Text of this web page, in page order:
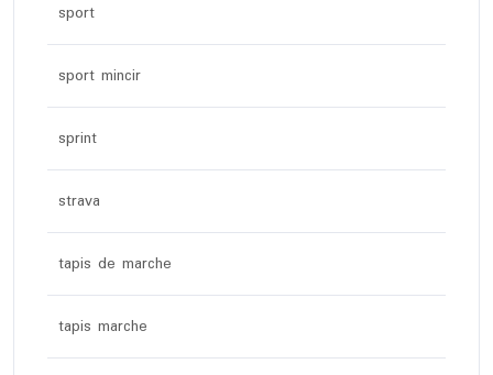
sport
sport mincir
sprint
strava
tapis de marche
tapis marche